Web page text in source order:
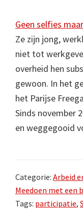
Geen selfies
Ze zijn jong,
niet tot
overheid hen
gewoon. In het
het Parijse
Sinds november
en weggegooid
Categorie: Arbeid
Meedoen met een
Tags: participatie,